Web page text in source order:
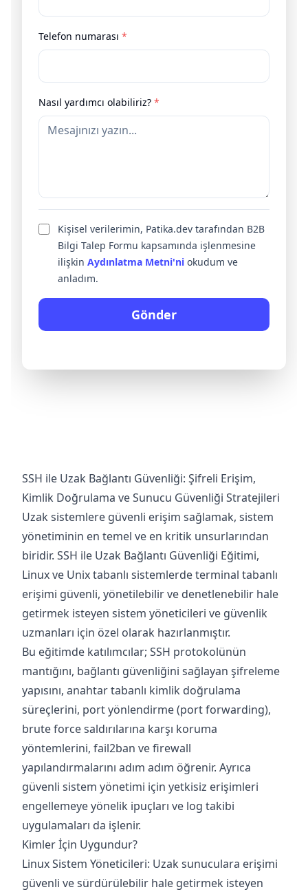
Telefon numarası *
Nasıl yardımcı olabiliriz? *
Kişisel verilerimin, Patika.dev tarafından B2B
Bilgi Talep Formu kapsamında işlenmesine
ilişkin Aydınlatma Metni'ni okudum ve
anladım.
Gönder
SSH ile Uzak Bağlantı Güvenliği: Şifreli Erişim,
Kimlik Doğrulama ve Sunucu Güvenliği Stratejileri
Uzak sistemlere güvenli erişim sağlamak, sistem
yönetiminin en temel ve en kritik unsurlarından
biridir. SSH ile Uzak Bağlantı Güvenliği Eğitimi,
Linux ve Unix tabanlı sistemlerde terminal tabanlı
erişimi güvenli, yönetilebilir ve denetlenebilir hale
getirmek isteyen sistem yöneticileri ve güvenlik
uzmanları için özel olarak hazırlanmıştır.
Bu eğitimde katılımcılar; SSH protokolünün
mantığını, bağlantı güvenliğini sağlayan şifreleme
yapısını, anahtar tabanlı kimlik doğrulama
süreçlerini, port yönlendirme (port forwarding),
brute force saldırılarına karşı koruma
yöntemlerini, fail2ban ve firewall
yapılandırmalarını adım adım öğrenir. Ayrıca
güvenli sistem yönetimi için yetkisiz erişimleri
engellemeye yönelik ipuçları ve log takibi
uygulamaları da işlenir.
Kimler İçin Uygundur?
Linux Sistem Yöneticileri: Uzak sunuculara erişimi
güvenli ve sürdürülebilir hale getirmek isteyen